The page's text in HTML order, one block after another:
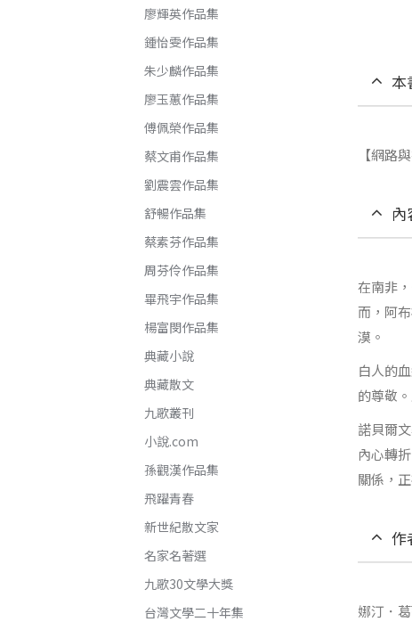
本
【網路
內
在南非
而，阿
漠。
白人的
的尊敬
諾貝爾
內心轉
關係，
作
娜汀．
廖輝英作品集
鍾怡雯作品集
朱少麟作品集
廖玉蕙作品集
傅佩榮作品集
蔡文甫作品集
劉震雲作品集
舒暢作品集
蔡素芬作品集
周芬伶作品集
畢飛宇作品集
楊富閔作品集
典藏小說
典藏散文
九歌叢刊
小說.com
孫觀漢作品集
飛躍青春
新世紀散文家
名家名著選
九歌30文學大獎
台灣文學二十年集